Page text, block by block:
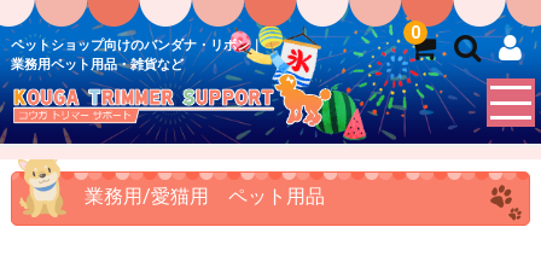
ペットショップ向けのバンダナ・リボン｜
業務用ペット用品・雑貨など
0
業務用/愛猫用 ペット用品